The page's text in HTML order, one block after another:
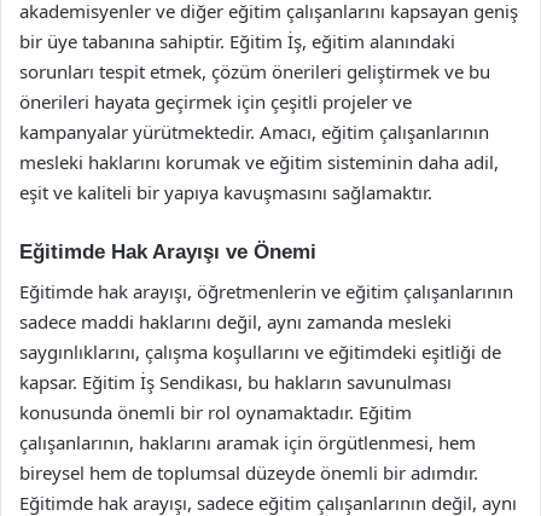
akademisyenler ve diğer eğitim çalışanlarını kapsayan geniş
bir üye tabanına sahiptir. Eğitim İş, eğitim alanındaki
sorunları tespit etmek, çözüm önerileri geliştirmek ve bu
önerileri hayata geçirmek için çeşitli projeler ve
kampanyalar yürütmektedir. Amacı, eğitim çalışanlarının
mesleki haklarını korumak ve eğitim sisteminin daha adil,
eşit ve kaliteli bir yapıya kavuşmasını sağlamaktır.
Eğitimde Hak Arayışı ve Önemi
Eğitimde hak arayışı, öğretmenlerin ve eğitim çalışanlarının
sadece maddi haklarını değil, aynı zamanda mesleki
saygınlıklarını, çalışma koşullarını ve eğitimdeki eşitliği de
kapsar. Eğitim İş Sendikası, bu hakların savunulması
konusunda önemli bir rol oynamaktadır. Eğitim
çalışanlarının, haklarını aramak için örgütlenmesi, hem
bireysel hem de toplumsal düzeyde önemli bir adımdır.
Eğitimde hak arayışı, sadece eğitim çalışanlarının değil, aynı